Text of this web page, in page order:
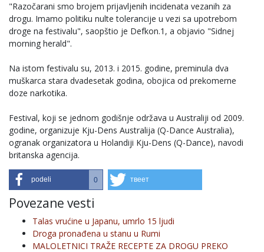
"Razočarani smo brojem prijavljenih incidenata vezanih za
drogu. Imamo politiku nulte tolerancije u vezi sa upotrebom
droge na festivalu", saopštio je Defkon.1, a objavio "Sidnej
morning herald".
Na istom festivalu su, 2013. i 2015. godine, preminula dva
muškarca stara dvadesetak godina, obojica od prekomerne
doze narkotika.
Festival, koji se jednom godišnje održava u Australiji od 2009.
godine, organizuje Kju-Dens Australija (Q-Dance Australia),
ogranak organizatora u Holandiji Kju-Dens (Q-Dance), navodi
britanska agencija.
podeli 0 твеет
Povezane vesti
Talas vrućine u Japanu, umrlo 15 ljudi
Droga pronađena u stanu u Rumi
MALOLETNICI TRAŽE RECEPTE ZA DROGU PREKO